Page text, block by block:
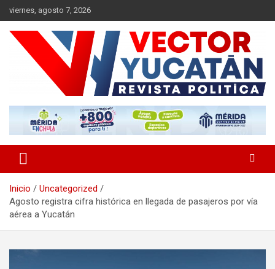
Saltar
al
contenido
viernes, agosto 7, 2026
Vector Yucatán
Inicio
Uncategorized
Agosto registra cifra histórica en llegada de pasajeros por vía
aérea a Yucatán